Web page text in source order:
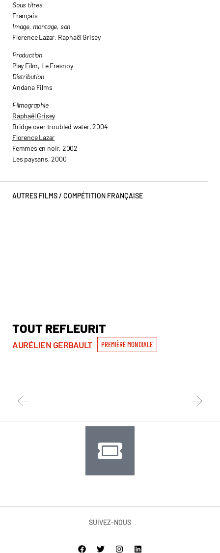
Sous titres
Français
Image, montage, son
Florence Lazar, Raphaël Grisey
Production
Play Film, Le Fresnoy
Distribution
Andana Films
Filmographie
Raphaël Grisey
Bridge over troubled water, 2004
Florence Lazar
Femmes en noir, 2002
Les paysans, 2000
AUTRES FILMS / COMPÉTITION FRANÇAISE
TOUT REFLEURIT
AURÉLIEN GERBAULT PREMIÈRE MONDIALE
SUIVEZ-NOUS